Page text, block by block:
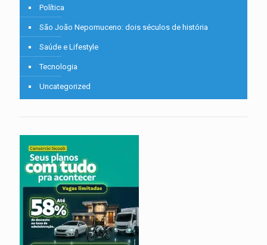
Política
São João Nepomuceno: dois séculos de história
Saúde e Lifestyle
Tecnologia
Uncategorized